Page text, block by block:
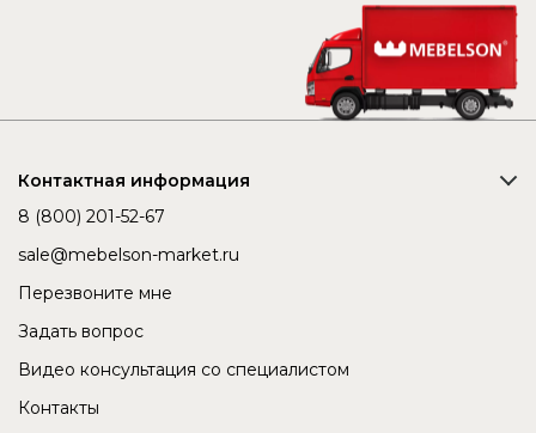
Контактная информация
8 (800) 201-52-67
sale@mebelson-market.ru
Перезвоните мне
Задать вопрос
Видео консультация со специалистом
Контакты